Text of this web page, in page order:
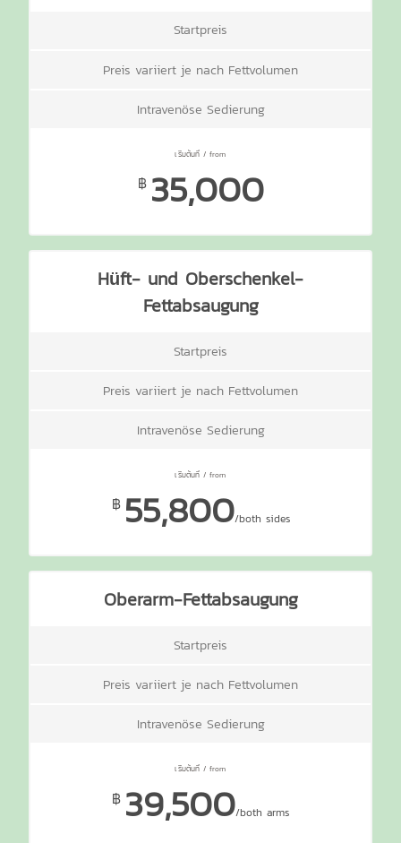
Startpreis
Preis variiert je nach Fettvolumen
Intravenöse Sedierung
฿ 35,000
Hüft- und Oberschenkel-
Fettabsaugung
Startpreis
Preis variiert je nach Fettvolumen
Intravenöse Sedierung
฿ 55,800/both sides
Oberarm-Fettabsaugung
Startpreis
Preis variiert je nach Fettvolumen
Intravenöse Sedierung
฿ 39,500/both arms